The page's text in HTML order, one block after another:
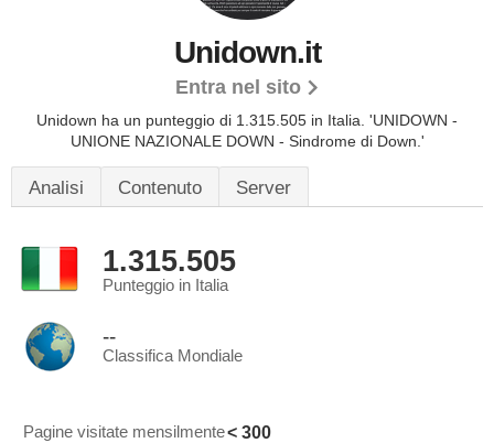
Unidown.it
Entra nel sito
Unidown ha un punteggio di 1.315.505 in Italia. 'UNIDOWN -
UNIONE NAZIONALE DOWN - Sindrome di Down.'
Analisi Contenuto Server
1.315.505
Punteggio in Italia
--
Classifica Mondiale
Pagine visitate mensilmente< 300